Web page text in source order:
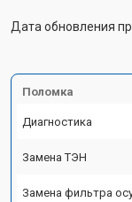
Дата обновления
Поломка
Диагностика
Замена ТЭН
Замена фильтра